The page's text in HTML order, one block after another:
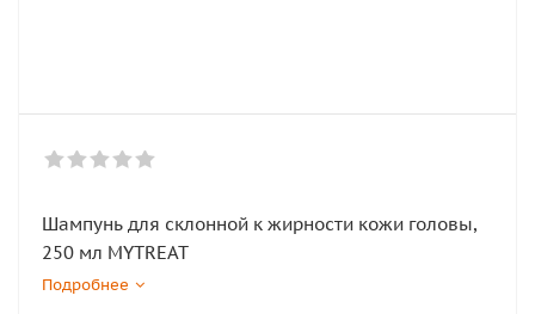
Шампунь для склонной к жирности кожи головы,
250 мл MYTREAT
Подробнее